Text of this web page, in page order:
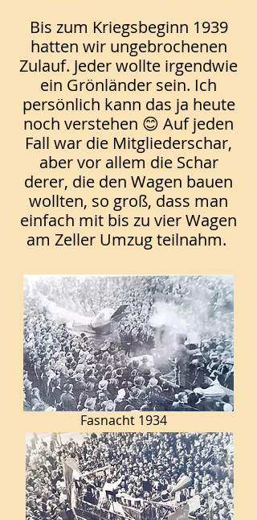
Bis zum Kriegsbeginn 1939
hatten wir ungebrochenen
Zulauf. Jeder wollte irgendwie
ein Grönländer sein. Ich
persönlich kann das ja heute
noch verstehen 😊 Auf jeden
Fall war die Mitgliederschar,
aber vor allem die Schar
derer, die den Wagen bauen
wollten, so groß, dass man
einfach mit bis zu vier Wagen
am Zeller Umzug teilnahm.
Fasnacht 1934